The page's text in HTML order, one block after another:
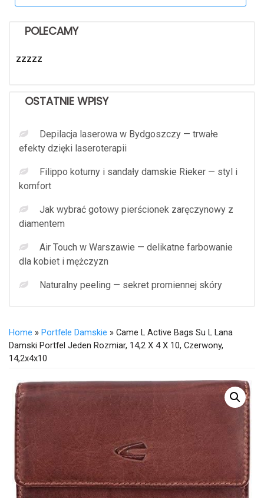
POLECAMY
zzzzz
OSTATNIE WPISY
Depilacja laserowa w Bydgoszczy — trwałe
efekty dzięki laseroterapii
Filippo koturny i sandały damskie Rieker — styl i
komfort
Jak wybrać gotowy pierścionek zaręczynowy z
diamentem
Air Touch w Warszawie — delikatne farbowanie
dla kobiet i mężczyzn
Naturalny peeling — sekret promiennej skóry
Home » Portfele Damskie » Came L Active Bags Su L Lana
Damski Portfel Jeden Rozmiar, 14,2 X 4 X 10, Czerwony,
14,2x4x10